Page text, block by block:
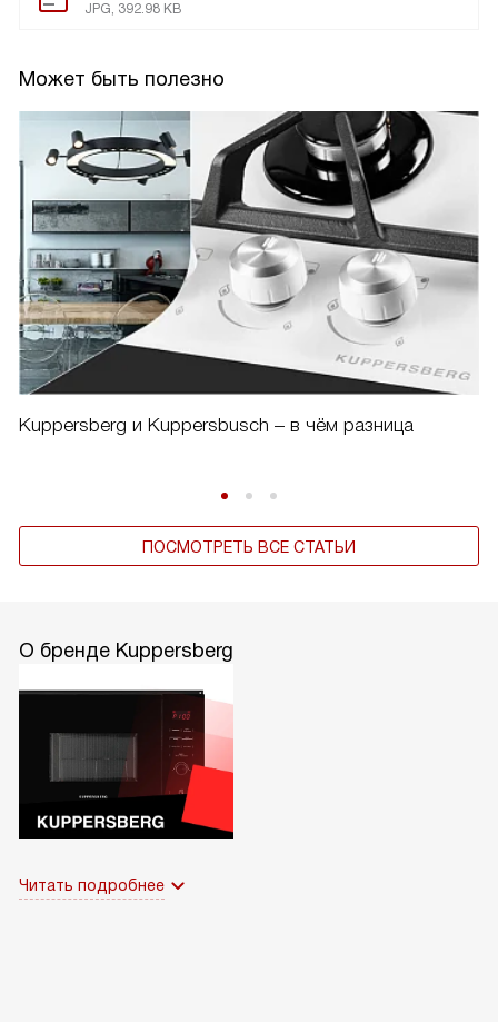
JPG, 392.98 KB
Может быть полезно
Kuppersberg и Kuppersbusch – в чём разница
ПОСМОТРЕТЬ ВСЕ СТАТЬИ
О бренде Kuppersberg
Читать подробнее